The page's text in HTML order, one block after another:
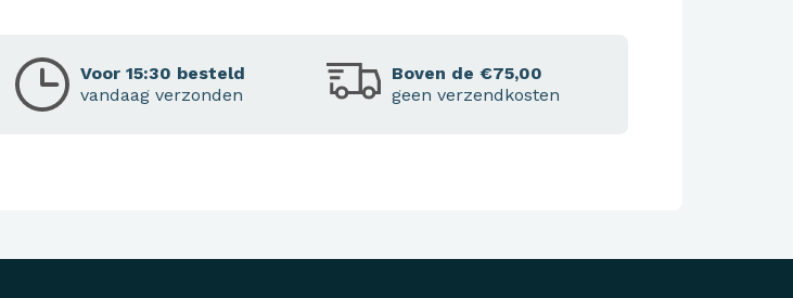
Voor 15:30 besteld
vandaag verzonden
Boven de €75,00
geen verzendkosten